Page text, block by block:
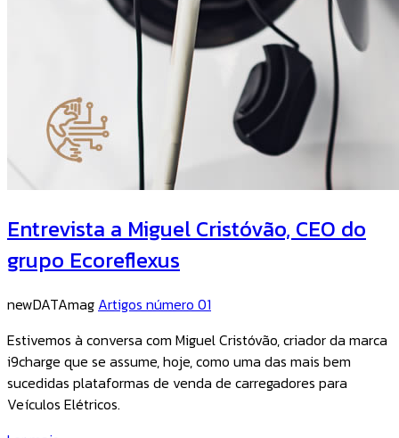
Entrevista a Miguel Cristóvão, CEO do
grupo Ecoreflexus
newDATAmag Artigos número 01
Estivemos à conversa com Miguel Cristóvão, criador da marca
i9charge que se assume, hoje, como uma das mais bem
sucedidas plataformas de venda de carregadores para
Veículos Elétricos.